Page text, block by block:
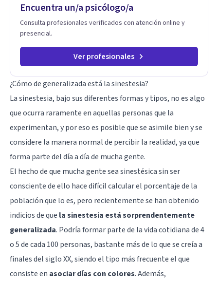
padres que buscan orientación y pautas claras para educar
primer paso hacia una convivencia familiar más armoniosa,
agenda tu sesión y empecemos a trabajar juntos.
Encuentra un/a psicólogo/a
Consulta profesionales verificados con atención online y
presencial.
Ver profesionales
¿Cómo de generalizada está la sinestesia?
La sinestesia, bajo sus diferentes formas y tipos, no es algo
que ocurra raramente en aquellas personas que la
experimentan, y por eso es posible que se asimile bien y se
considere la manera normal de percibir la realidad, ya que
forma parte del día a día de mucha gente.
El hecho de que mucha gente sea sinestésica sin ser
consciente de ello hace difícil calcular el porcentaje de la
población que lo es, pero recientemente se han obtenido
indicios de que la sinestesia está sorprendentemente
generalizada. Podría formar parte de la vida cotidiana de 4
o 5 de cada 100 personas, bastante más de lo que se creía a
finales del siglo XX, siendo el tipo más frecuente el que
consiste en asociar días con colores. Además,